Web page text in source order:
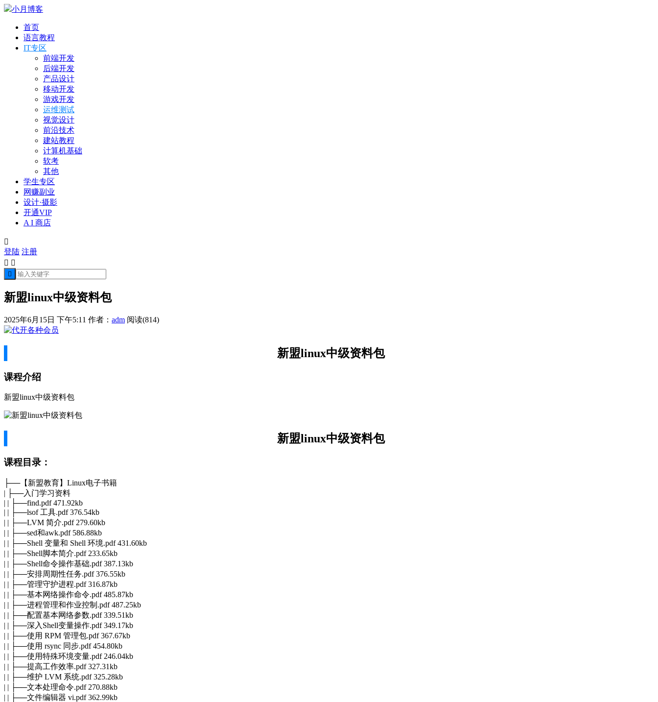
小月博客
首页
语言教程
IT专区
前端开发
后端开发
产品设计
移动开发
游戏开发
运维测试
视觉设计
前沿技术
建站教程
计算机基础
软考
其他
学生专区
网赚副业
设计·摄影
开通VIP
A I 商店

登陆 注册
 

新盟linux中级资料包
2025年6月15日 下午5:11 作者： adm 阅读(814)
新盟linux中级资料包
课程介绍
新盟linux中级资料包
新盟linux中级资料包
课程目录：
├──【新盟教育】 Linux电子书籍
| ├──入门学习资料
| | ├──find.pdf 471.92kb
| | ├──lsof 工具.pdf 376.54kb
| | ├──LVM 简介.pdf 279.60kb
| | ├──sed和awk.pdf 586.88kb
| | ├──Shell 变量和 Shell 环境.pdf 431.60kb
| | ├──Shell脚本简介.pdf 233.65kb
| | ├──Shell命令操作基础.pdf 387.13kb
| | ├──安排周期性任务.pdf 376.55kb
| | ├──管理守护进程.pdf 316.87kb
| | ├──基本网络操作命令.pdf 485.87kb
| | ├──进程管理和作业控制.pdf 487.25kb
| | ├──配置基本网络参数.pdf 339.51kb
| | ├──深入Shell变量操作.pdf 349.17kb
| | ├──使用 RPM 管理包.pdf 367.67kb
| | ├──使用 rsync 同步.pdf 454.80kb
| | ├──使用特殊环境变量.pdf 246.04kb
| | ├──提高工作效率.pdf 327.31kb
| | ├──维护 LVM 系统.pdf 325.28kb
| | ├──文本处理命令.pdf 270.88kb
| | ├──文件编辑器 vi.pdf 362.99kb